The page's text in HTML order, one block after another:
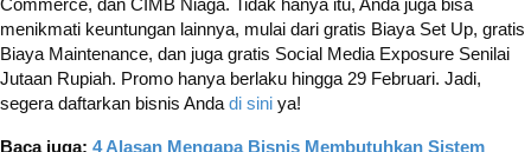
menikmati keuntungan lainnya, mulai dari gratis Biaya Set Up, gratis
Biaya Maintenance, dan juga gratis Social Media Exposure Senilai
Jutaan Rupiah. Promo hanya berlaku hingga 29 Februari. Jadi,
segera daftarkan bisnis Anda di sini ya!
Baca juga: 4 Alasan Mengapa Bisnis Membutuhkan Sistem